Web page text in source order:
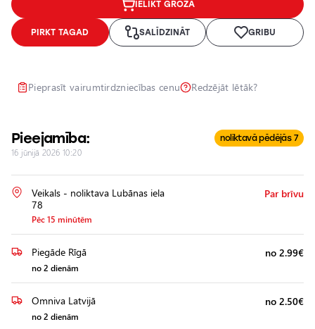
IELIKT GROZĀ
PIRKT TAGAD SALĪDZINĀT GRIBU
Pieprasīt vairumtirdzniecības cenu Redzējāt lētāk?
Pieejamība: noliktavā pēdējās 7
16 jūnijā 2026 10:20
Veikals - noliktava Lubānas iela
78
Pēc 15 minūtēm
Par brīvu
Piegāde Rīgā
no 2 dienām
no 2.99€
Omniva Latvijā
no 2 dienām
no 2.50€
Lukturu
pulēšana
Papildu
uzstādīšana